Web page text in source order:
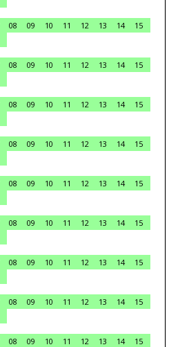
08 09 10 11 12 13 14
15
08 09 10 11 12 13 14
15
08 09 10 11 12 13 14
15
08 09 10 11 12 13 14
15
08 09 10 11 12 13 14
15
08 09 10 11 12 13 14
15
08 09 10 11 12 13 14
15
08 09 10 11 12 13 14
15
08 09 10 11 12 13 14
15